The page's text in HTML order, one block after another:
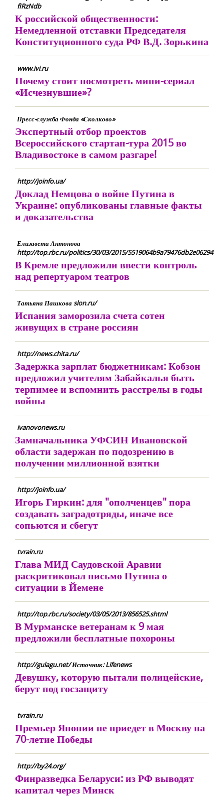
fIRzNdb
К российской общественности:
Немедленной отставки Председателя
Конституционного суда РФ В.Д. Зорькина
www.ivi.ru
Почему стоит посмотреть мини-сериал
«Исчезнувшие»?
Пресс-служба Фонда «Сколково»
Экспертный отбор проектов
Всероссийского стартап-тура 2015 во
Владивостоке в самом разгаре!
http://joinfo.ua/
Доклад Немцова о войне Путина в
Украине: опубликованы главные факты
и доказательства
Елизавета Антонова
http://top.rbc.ru/politics/30/03/2015/5519064b9a79476db2e06294
В Кремле предложили ввести контроль
над репертуаром театров
Татьяна Пашкова slon.ru/
Испания заморозила счета сотен
живущих в стране россиян
http://news.chita.ru/
Задержка зарплат бюджетникам: Кобзон
предложил учителям Забайкалья быть
терпимее и вспомнить расстрелы в годы
войны
ivanovonews.ru
Замначальника УФСИН Ивановской
области задержан по подозрению в
получении миллионной взятки
http://joinfo.ua/
Игорь Гиркин: для "ополченцев" пора
создавать заградотряды, иначе все
сопьются и сбегут
tvrain.ru
Глава МИД Саудовской Аравии
раскритиковал письмо Путина о
ситуации в Йемене
http://top.rbc.ru/society/03/05/2013/856525.shtml
В Мурманске ветеранам к 9 мая
предложили бесплатные похороны
http://gulagu.net/ Источник: Lifenews
Девушку, которую пытали полицейские,
берут под госзащиту
tvrain.ru
Премьер Японии не приедет в Москву на
70-летие Победы
http://by24.org/
Финразведка Беларуси: из РФ выводят
капитал через Минск